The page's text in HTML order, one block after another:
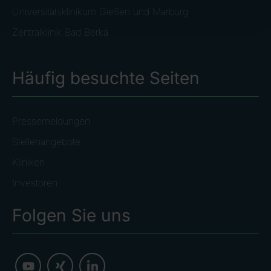
Universitätsklinikum Gießen und Marburg
Zentralklinik Bad Berka
Häufig besuchte Seiten
Pressemeldungen
Stellenangebote
Kliniken
Investoren
Folgen Sie uns